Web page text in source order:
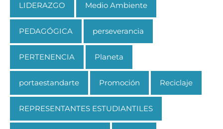
LIDERAZGO Medio Ambiente
PEDAGÓGICA perseverancia
PERTENENCIA Planeta
portaestandarte Promoción Reciclaje
REPRESENTANTES ESTUDIANTILES